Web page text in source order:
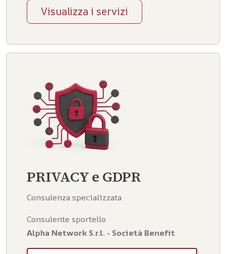
Visualizza i servizi
PRIVACY e GDPR
Consulenza specializzata
Consulente sportello
Alpha Network S.r.l. - Società Benefit